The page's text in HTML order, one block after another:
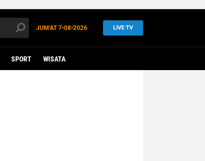
JUM'AT7•08•2026 LIVE TV
SPORT WISATA